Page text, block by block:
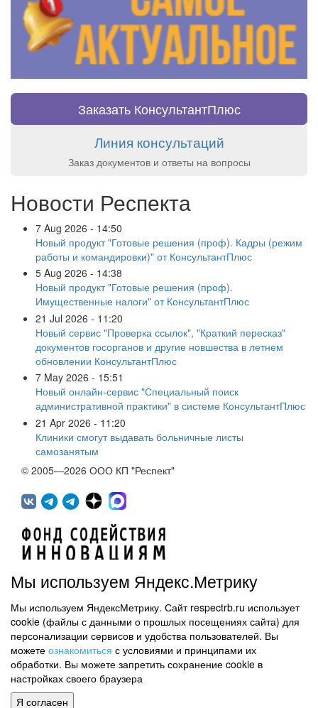
Заказать КонсультантПлюс
Линия консультаций
Заказ документов и ответы на вопросы
Новости Респекта
7 Aug 2026 - 14:50
Новый продукт "Готовые решения (проф). Кадры (режим
работы и командировки)" от КонсультантПлюс
5 Aug 2026 - 14:38
Новый продукт "Готовые решения (проф).
Имущественные налоги" от КонсультантПлюс
21 Jul 2026 - 11:20
Новый сервис "Проверка ссылок", "Краткий пересказ"
документов госорганов и другие новшества в летнем
обновлении КонсультантПлюс
7 May 2026 - 15:51
Новый онлайн-сервис "Специальный поиск
административной практики" в системе КонсультантПлюс
21 Apr 2026 - 11:20
Клиники смогут выдавать больничные листы
самозанятым
© 2005—2026 ООО КП "Респект"
450071, г.Уфа, ул. 50 лет СССР, д.48 корп.1, офис 307
(347) 291 20 70
Контактная информация
Карта сайта
Политика обработки персональных данных
Мы используем Яндекс.Метрику
Мы используем ЯндексМетрику. Сайт respectrb.ru использует
cookie (файлы с данными о прошлых посещениях сайта) для
персонализации сервисов и удобства пользователей. Вы
можете ознакомиться с условиями и принципами их
обработки. Вы можете запретить сохранение cookie в
настройках своего браузера
Я согласен